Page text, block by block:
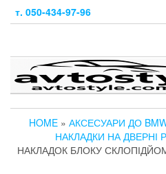
т. 050-434-97-96
HOME » АКСЕСУАРИ ДО
НАКЛАДКИ НА ДВЕРНІ
НАКЛАДОК БЛОКУ